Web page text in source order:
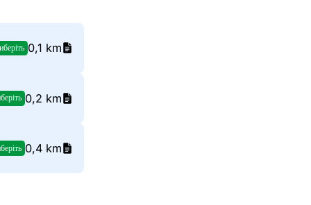
0,1 km
0,2 km
0,4 km